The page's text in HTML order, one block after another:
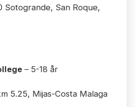
Sotogrande, San Roque,
– 5-18 år
5.25, Mijas-Costa Malaga